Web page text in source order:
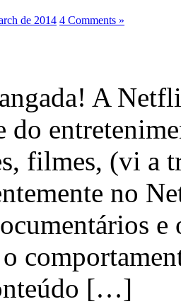
de 2014 4 Comments »
A
do
filmes, (vi a
no
[…]